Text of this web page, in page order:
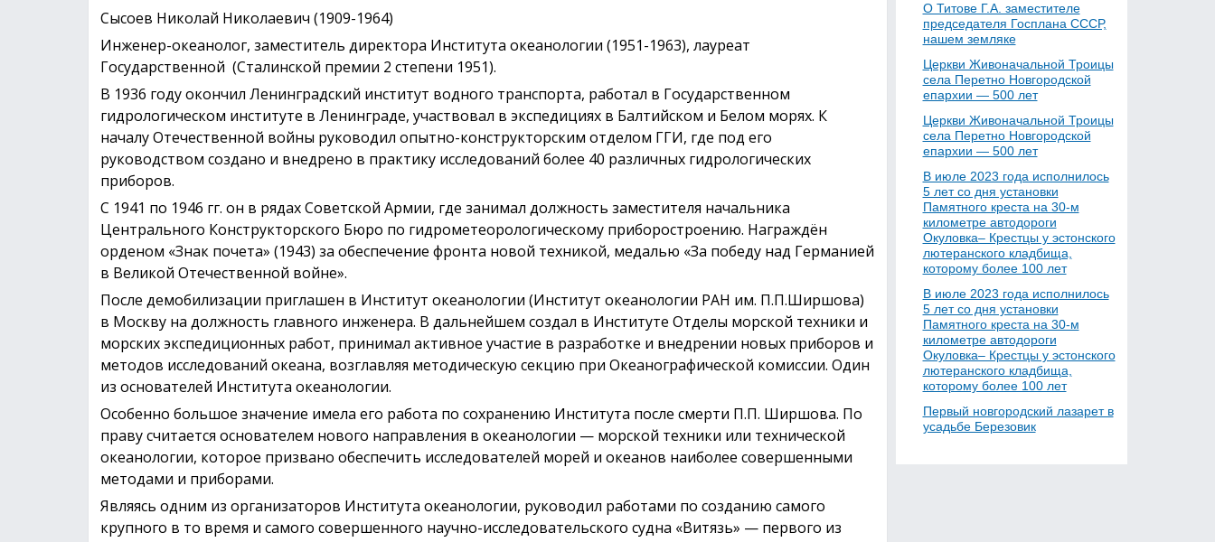
О Титове Г.А. заместителе
председателя Госплана СССР,
нашем земляке
Церкви Живоначальной Троицы
села Перетно Новгородской
епархии — 500 лет
Церкви Живоначальной Троицы
села Перетно Новгородской
епархии — 500 лет
В июле 2023 года исполнилось
5 лет со дня установки
Памятного креста на 30-м
километре автодороги
Окуловка– Крестцы у эстонского
лютеранского кладбища,
которому более 100 лет
В июле 2023 года исполнилось
5 лет со дня установки
Памятного креста на 30-м
километре автодороги
Окуловка– Крестцы у эстонского
лютеранского кладбища,
которому более 100 лет
Первый новгородский лазарет в
усадьбе Березовик
Сысоев Николай Николаевич (1909-1964)
Инженер-океанолог, заместитель директора Института океанологии (1951-1963), лауреат
Государственной (Сталинской премии 2 степени 1951).
В 1936 году окончил Ленинградский институт водного транспорта, работал в Государственном
гидрологическом институте в Ленинграде, участвовал в экспедициях в Балтийском и Белом морях. К
началу Отечественной войны руководил опытно-конструкторским отделом ГГИ, где под его
руководством создано и внедрено в практику исследований более 40 различных гидрологических
приборов.
С 1941 по 1946 гг. он в рядах Советской Армии, где занимал должность заместителя начальника
Центрального Конструкторского Бюро по гидрометеорологическому приборостроению. Награждён
орденом «Знак почета» (1943) за обеспечение фронта новой техникой, медалью «За победу над Германией
в Великой Отечественной войне».
После демобилизации приглашен в Институт океанологии (Институт океанологии РАН им. П.П.Ширшова)
в Москву на должность главного инженера. В дальнейшем создал в Институте Отделы морской техники и
морских экспедиционных работ, принимал активное участие в разработке и внедрении новых приборов и
методов исследований океана, возглавляя методическую секцию при Океанографической комиссии. Один
из основателей Института океанологии.
Особенно большое значение имела его работа по сохранению Института после смерти П.П. Ширшова. По
праву считается основателем нового направления в океанологии — морской техники или технической
океанологии, которое призвано обеспечить исследователей морей и океанов наиболее совершенными
методами и приборами.
Являясь одним из организаторов Института океанологии, руководил работами по созданию самого
крупного в то время и самого совершенного научно-исследовательского судна «Витязь» — первого из